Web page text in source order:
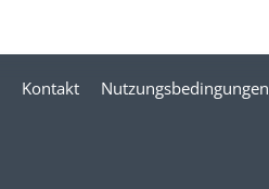
Kontakt Nutzungsbedingungen